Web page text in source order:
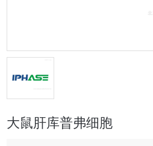
大鼠肝库普弗细胞